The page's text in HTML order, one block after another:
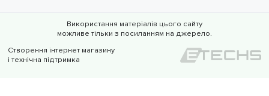
Використання матеріалів цього сайту
можливе тільки з посиланням на джерело.
Створення інтернет магазину
і технічна підтримка